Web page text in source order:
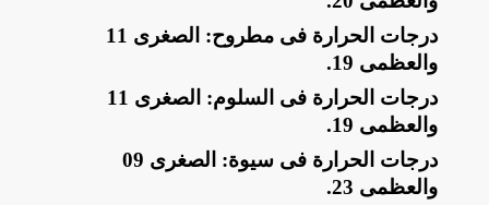
​درجات الحرارة فى مطروح: الصغرى 11
والعظمى 19
.
​درجات الحرارة فى السلوم: الصغرى 11
والعظمى 19
.
​درجات الحرارة فى سيوة: الصغرى 09
والعظمى 23
.